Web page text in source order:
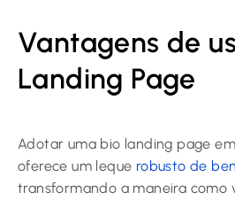
Vantagens de
Landing Page
Adotar uma bio landing page
oferece um leque robusto de
transformando a maneira como